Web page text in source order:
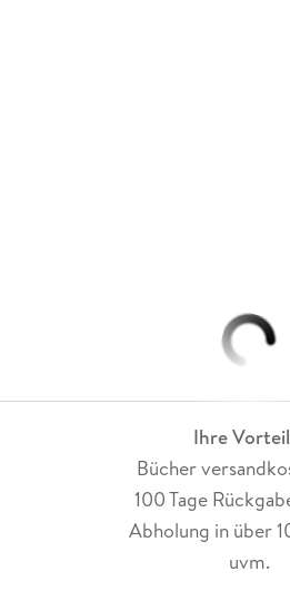
Ihre
Bücher
100 Tage
Abholung in über
uvm.